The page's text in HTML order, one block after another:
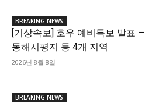
BREAKING NEWS
[기상속보] 호우 예비특보 발표 —
동해시평지 등 4개 지역
2026년 8월 8일
BREAKING NEWS